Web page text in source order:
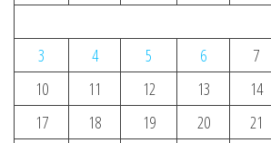
3
4 5 6 7
10
11 12 13 14
17
18 19 20 21